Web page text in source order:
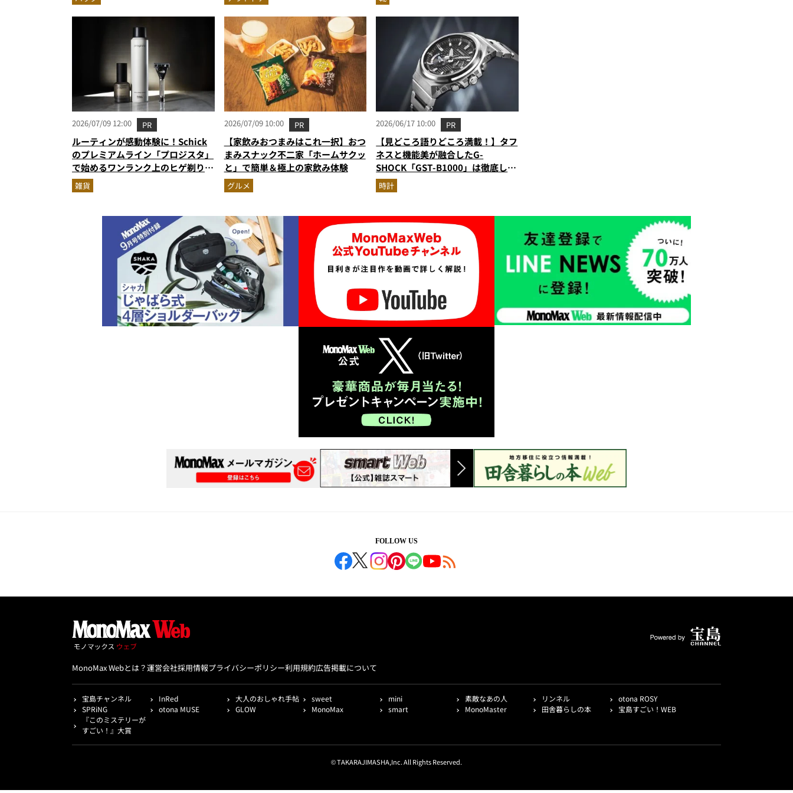
2026/07/09 12:00 PR
ルーティンが感動体験に！Schick
のプレミアムライン「プロジスタ」
で始めるワンランク上のヒゲ剃り習
慣
雑貨
2026/07/09 10:00 PR
【家飲みおつまみはこれ一択】おつ
まみスナック不二家「ホームサクッ
と」で簡単＆極上の家飲み体験
グルメ
2026/06/17 10:00 PR
【見どころ語りどころ満載！】タフ
ネスと機能美が融合したG-
SHOCK「GST-B1000」は徹底した
こだわりで魅せる珠玉の一本だ
時計
FOLLOW US
MonoMax Webとは？運営会社採用情報プライバシーポリシー利用規約広告掲載について
宝島チャンネル InRed 大人のおしゃれ手帖 sweet mini 素敵なあの人 リンネル
otona ROSY
SPRiNG
otona MUSE GLOW MonoMax smart MonoMaster 田舎暮らしの本
宝島すごい！WEB
『このミステリーが
すごい！』大賞
© TAKARAJIMASHA,Inc. All Rights Reserved.